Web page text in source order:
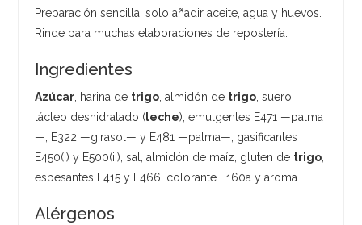
Preparación sencilla: solo añadir aceite, agua y huevos.
Rinde para muchas elaboraciones de repostería.
Ingredientes
Azúcar , harina de trigo , almidón de trigo , suero
lácteo deshidratado (leche), emulgentes E471 —palma
—, E322 —girasol— y E481 —palma—, gasificantes
E450(i) y E500(ii), sal, almidón de maíz, gluten de trigo
espesantes E415 y E466, colorante E160a y aroma.
Alérgenos